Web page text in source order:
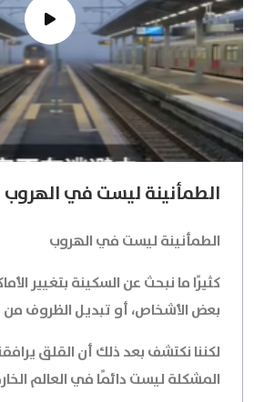
الطمأنينة ليست في الهروب
الطمأنينة ليست في الهروب
كثيرًا ما نبحث عن السكينة بتغيير
بعض الأشخاص، أو تبديل الظروف من
لكننا نكتشف بعد ذلك أن القلق
المشكلة ليست دائمًا في العالم